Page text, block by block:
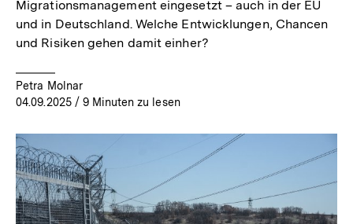
Migrationsmanagement eingesetzt – auch in der EU
und in Deutschland. Welche Entwicklungen, Chancen
und Risiken gehen damit einher?
Petra Molnar
04.09.2025/ 9 Minuten zu lesen